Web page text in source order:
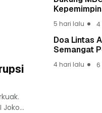
5 hari lalu 4
Doa Lintas
Semangat
4 hari lalu